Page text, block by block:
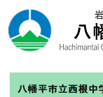
ー
ジ
ニ
ュ